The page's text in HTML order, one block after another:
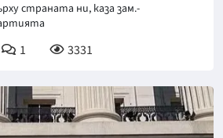
страната ни, каза зам.-
1 3331